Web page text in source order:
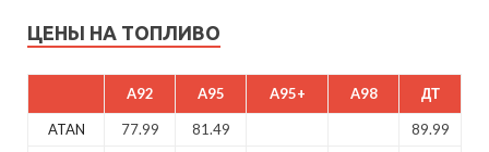
ЦЕНЫ НА ТОПЛИВО
A92 A95 A95+ A98 ДТ
ATAN 77.99 81.49
89.99